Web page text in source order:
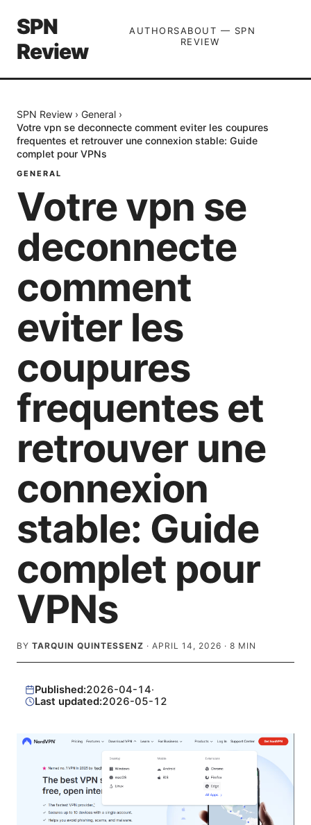
SPN
Review
AUTHORSABOUT — SPN
REVIEW
SPN Review › General ›
Votre vpn se deconnecte comment eviter les coupures
frequentes et retrouver une connexion stable: Guide
complet pour VPNs
GENERAL
Votre vpn se
deconnecte
comment
eviter les
coupures
frequentes et
retrouver une
connexion
stable: Guide
complet pour
VPNs
BY TARQUIN QUINTESSENZ · APRIL 14, 2026 · 8 MIN
Published:2026-04-14·
Last updated:2026-05-12